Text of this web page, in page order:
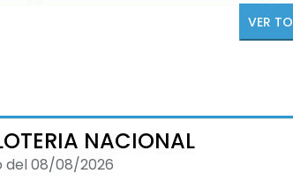
NACIONAL
del 08/08/2026